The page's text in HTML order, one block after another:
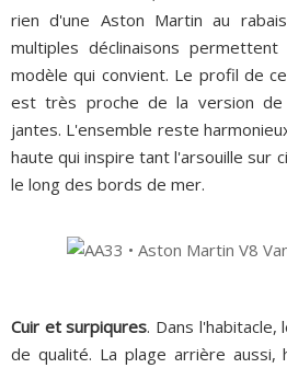
rien d'une Aston Martin au
multiples déclinaisons
modèle qui convient. Le profil de
est très proche de la version
jantes. L'ensemble reste
haute qui inspire tant l'arsouille sur
le long des bords de mer.
Cuir et surpiqures. Dans
de qualité. La plage arrière aussi,